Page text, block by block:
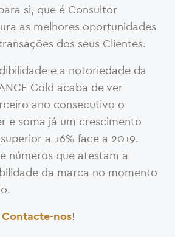
si, que é Consultor
as melhores oportunidades
dos seus Clientes.
e a notoriedade da
Gold acaba de ver
ano consecutivo o
e soma já um crescimento
a 16% face a 2019.
números que atestam a
da marca no momento
Contacte-nos!